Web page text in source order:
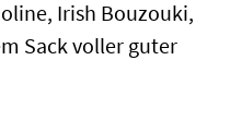
Irish Bouzouki,
Sack voller guter